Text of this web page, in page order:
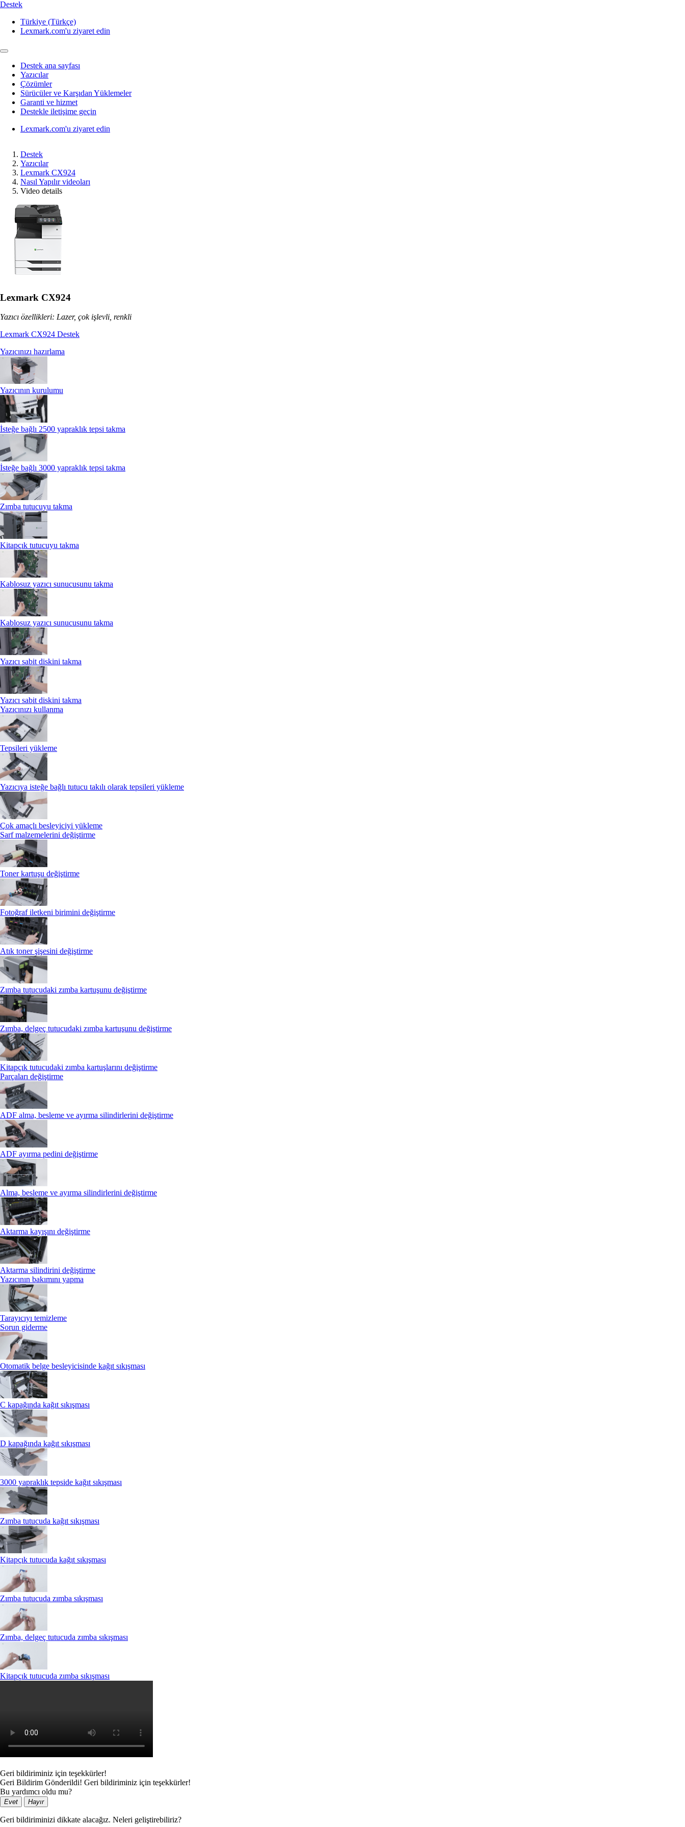
Destek
Türkiye (Türkçe)
Lexmark.com'u ziyaret edin
Destek ana sayfası
Yazıcılar
Çözümler
Sürücüler ve Karşıdan Yüklemeler
Garanti ve hizmet
Destekle iletişime geçin
Lexmark.com'u ziyaret edin
Destek
Yazıcılar
Lexmark CX924
Nasıl Yapılır videoları
Video details
Lexmark CX924
Yazıcı özellikleri: Lazer, çok işlevli, renkli
Lexmark CX924 Destek
Yazıcınızı hazırlama
Yazıcının kurulumu
İsteğe bağlı 2500 yapraklık tepsi takma
İsteğe bağlı 3000 yapraklık tepsi takma
Zımba tutucuyu takma
Kitapçık tutucuyu takma
Kablosuz yazıcı sunucusunu takma
Kablosuz yazıcı sunucusunu takma
Yazıcı sabit diskini takma
Yazıcı sabit diskini takma
Yazıcınızı kullanma
Tepsileri yükleme
Yazıcıya isteğe bağlı tutucu takılı olarak tepsileri yükleme
Çok amaçlı besleyiciyi yükleme
Sarf malzemelerini değiştirme
Toner kartuşu değiştirme
Fotoğraf iletkeni birimini değiştirme
Atık toner şişesini değiştirme
Zımba tutucudaki zımba kartuşunu değiştirme
Zımba, delgeç tutucudaki zımba kartuşunu değiştirme
Kitapçık tutucudaki zımba kartuşlarını değiştirme
Parçaları değiştirme
ADF alma, besleme ve ayırma silindirlerini değiştirme
ADF ayırma pedini değiştirme
Alma, besleme ve ayırma silindirlerini değiştirme
Aktarma kayışını değiştirme
Aktarma silindirini değiştirme
Yazıcının bakımını yapma
Tarayıcıyı temizleme
Sorun giderme
Otomatik belge besleyicisinde kağıt sıkışması
C kapağında kağıt sıkışması
D kapağında kağıt sıkışması
3000 yapraklık tepside kağıt sıkışması
Zımba tutucuda kağıt sıkışması
Kitapçık tutucuda kağıt sıkışması
Zımba tutucuda zımba sıkışması
Zımba, delgeç tutucuda zımba sıkışması
Kitapçık tutucuda zımba sıkışması
Geri bildiriminiz için teşekkürler!
Geri Bildirim Gönderildi! Geri bildiriminiz için teşekkürler!
Bu yardımcı oldu mu?
Evet Hayır
Geri bildiriminizi dikkate alacağız. Neleri geliştirebiliriz?